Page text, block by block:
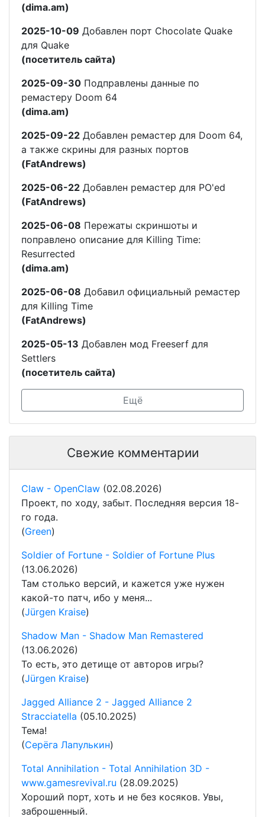
(dima.am)
2025-10-09 Добавлен порт Chocolate Quake
для Quake
(посетитель сайта)
2025-09-30 Подправлены данные по
ремастеру Doom 64
(dima.am)
2025-09-22 Добавлен ремастер для Doom 64,
а также скрины для разных портов
(FatAndrews)
2025-06-22 Добавлен ремастер для PO'ed
(FatAndrews)
2025-06-08 Пережаты скриншоты и
поправлено описание для Killing Time:
Resurrected
(dima.am)
2025-06-08 Добавил официальный ремастер
для Killing Time
(FatAndrews)
2025-05-13 Добавлен мод Freeserf для
Settlers
(посетитель сайта)
Ещё
Свежие комментарии
Claw - OpenClaw (02.08.2026)
Проект, по ходу, забыт. Последняя версия 18-
го года.
(Green)
Soldier of Fortune - Soldier of Fortune Plus
(13.06.2026)
Там столько версий, и кажется уже нужен
какой-то патч, ибо у меня...
(Jürgen Kraise)
Shadow Man - Shadow Man Remastered
(13.06.2026)
То есть, это детище от авторов игры?
(Jürgen Kraise)
Jagged Alliance 2 - Jagged Alliance 2
Stracciatella (05.10.2025)
Тема!
(Серёга Лапулькин)
Total Annihilation - Total Annihilation 3D -
www.gamesrevival.ru (28.09.2025)
Хороший порт, хоть и не без косяков. Увы,
заброшенный.